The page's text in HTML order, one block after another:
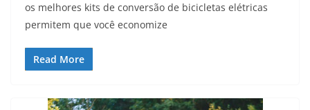
os melhores kits de conversão de bicicletas elétricas
permitem que você economize
Read More